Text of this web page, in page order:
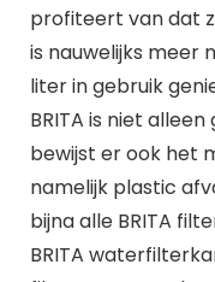
profiteert van dat
is nauwelijks meer
liter in gebruik
BRITA is niet
bewijst er ook het
namelijk plastic
bijna alle BRITA
BRITA